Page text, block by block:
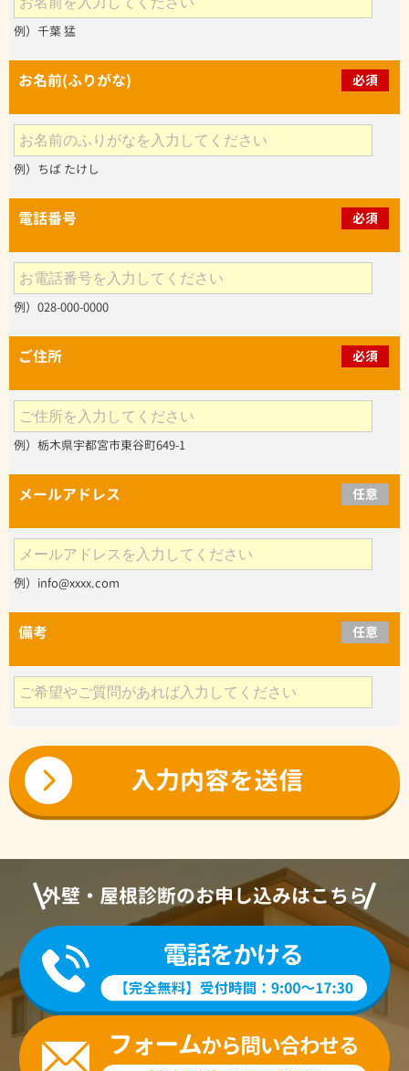
例）千葉 猛
お名前(ふりがな) 必須
例）ちば たけし
電話番号 必須
例）028-000-0000
ご住所 必須
例）栃木県宇都宮市東谷町649-1
メールアドレス 任意
例）info@xxxx.com
備考 任意
外壁・屋根診断のお申し込みはこちら